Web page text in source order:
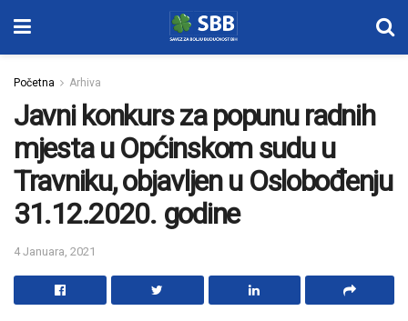
Početna Arhiva
Javni konkurs za popunu radnih
mjesta u Općinskom sudu u
Travniku, objavljen u Oslobođenju
31.12.2020. godine
4 Januara, 2021